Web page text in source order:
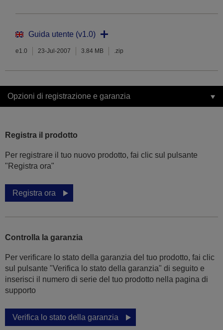
Guida utente (v1.0)
e1.0 23-Jul-2007 3.84 MB .zip
Opzioni di registrazione e garanzia
Registra il prodotto
Per registrare il tuo nuovo prodotto, fai clic sul pulsante
"Registra ora"
Registra ora
Controlla la garanzia
Per verificare lo stato della garanzia del tuo prodotto, fai clic
sul pulsante "Verifica lo stato della garanzia" di seguito e
inserisci il numero di serie del tuo prodotto nella pagina di
supporto
Verifica lo stato della garanzia